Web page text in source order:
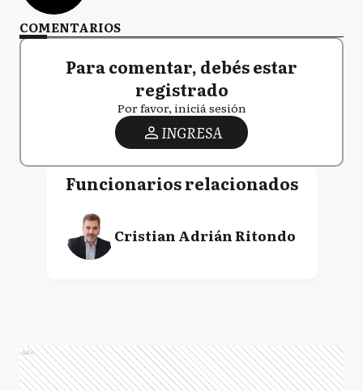
COMENTARIOS
Para comentar, debés estar
registrado
Por favor, iniciá sesión
INGRESA
Funcionarios relacionados
Cristian Adrián Ritondo
Ads